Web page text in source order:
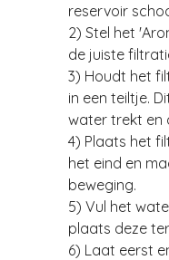
reservoir
2) Stel het
de juiste
3) Houdt het
in een teiltje.
water trekt en
4) Plaats het
het eind en
beweging.
5) Vul het
plaats deze
6) Laat eerst